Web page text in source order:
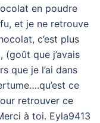
en poudre
et je ne retrouve
c’est plus
(goût que j’avais
que je l’ai dans
ce
retrouver ce
à toi. Eyla9413